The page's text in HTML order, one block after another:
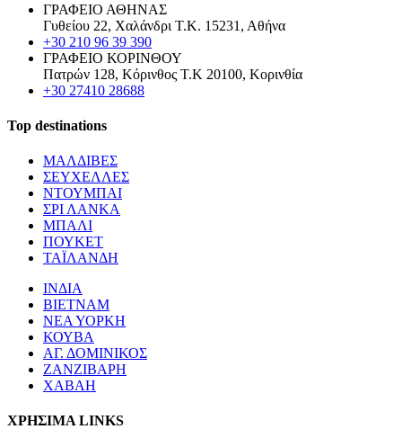
ΓΡΑΦΕΙΟ ΑΘΗΝΑΣ
Γυθείου 22, Χαλάνδρι Τ.Κ. 15231, Αθήνα
+30 210 96 39 390
ΓΡΑΦΕΙΟ ΚΟΡΙΝΘΟΥ
Πατρών 128, Κόρινθος Τ.Κ 20100, Κορινθία
+30 27410 28688
Top destinations
ΜΑΛΔΙΒΕΣ
ΣΕΥΧΕΛΛΕΣ
ΝΤΟΥΜΠΑΙ
ΣΡΙ ΛΑΝΚΑ
ΜΠΑΛΙ
ΠΟΥΚΕΤ
ΤΑΪΛΑΝΔΗ
ΙΝΔΙΑ
ΒΙΕΤΝΑΜ
ΝΕΑ ΥΟΡΚΗ
ΚΟΥΒΑ
ΑΓ. ΔΟΜΙΝΙΚΟΣ
ΖΑΝΖΙΒΑΡΗ
ΧΑΒΑΗ
ΧΡΗΣΙΜΑ LINKS